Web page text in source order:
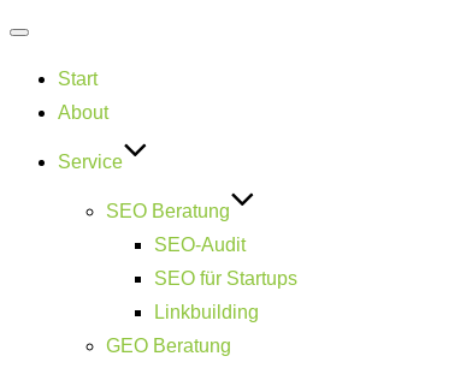
umschalten
Start
About
Service
SEO Beratung
SEO-Audit
SEO für Startups
Linkbuilding
GEO Beratung